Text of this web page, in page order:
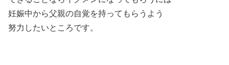
妊娠中から父親の自覚を持ってもらうよう
努力したいところです。